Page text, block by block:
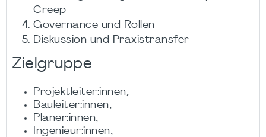
Creep
Governance und Rollen
Diskussion und Praxistransfer
Zielgruppe
Projektleiter:innen,
Bauleiter:innen,
Planer:innen,
Ingenieur:innen,